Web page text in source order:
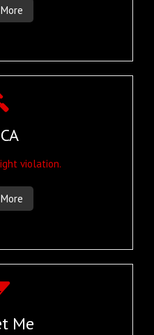
violation.
Me